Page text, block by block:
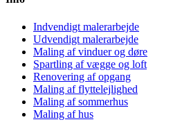
Indvendigt malerarbejde
Udvendigt malerarbejde
Maling af vinduer og døre
Spartling af vægge og loft
Renovering af opgang
Maling af flyttelejlighed
Maling af sommerhus
Maling af hus